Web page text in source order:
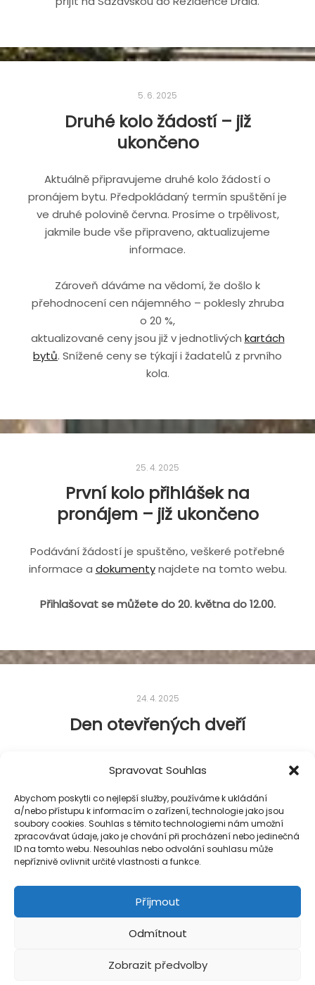
Spravovat Souhlas
Abychom poskytli co nejlepší služby, používáme k ukládání
a/nebo přístupu k informacím o zařízení, technologie jako jsou
soubory cookies. Souhlas s těmito technologiemi nám umožní
zpracovávat údaje, jako je chování při procházení nebo jedinečná
ID na tomto webu. Nesouhlas nebo odvolání souhlasu může
nepříznivě ovlivnit určité vlastnosti a funkce.
Příjmout
Odmítnout
Zobrazit předvolby
5. 6. 2025
Druhé kolo žádostí – již
ukončeno
Aktuálně připravujeme druhé kolo žádostí o
pronájem bytu. Předpokládaný termín spuštění je
ve druhé polovině června. Prosíme o trpělivost,
jakmile bude vše připraveno, aktualizujeme
informace.
Zároveň dáváme na vědomí, že došlo k
přehodnocení cen nájemného – poklesly zhruba
o 20 %,
aktualizované ceny jsou již v jednotlivých kartách
bytů. Snížené ceny se týkají i žadatelů z prvního
kola.
25. 4. 2025
První kolo přihlášek na
pronájem – již ukončeno
Podávání žádostí je spuštěno, veškeré potřebné
informace a dokumentynajdete na tomto webu.
Přihlašovat se můžete do 20. května do 12.00.
24. 4. 2025
Den otevřených dveří
podívat, jak to v Rezidenci Drdla vypadá.
Den otevřených dveří proběhne v červnu 2025 –
přesné datum včas upřesníme.
Posterity